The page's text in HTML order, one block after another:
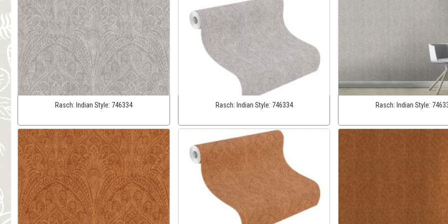
Rasch: Indian Style: 746334 Rasch: Indian Style: 746334 Rasch: Indian Style: